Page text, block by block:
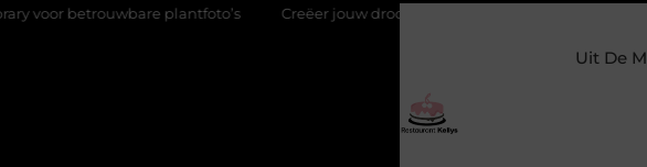
plantfoto’s Creëer jouw droomhuis in Deventer
Uit De